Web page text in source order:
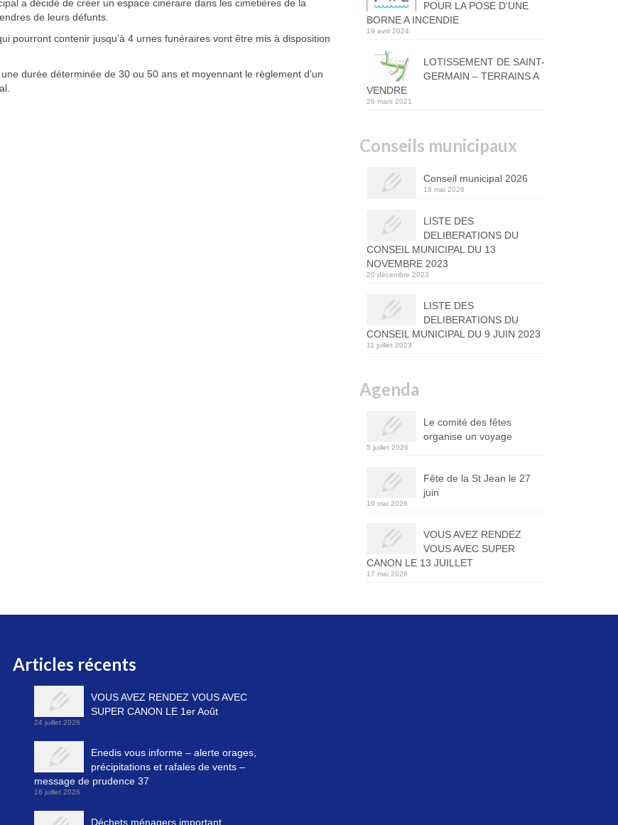
a décidé de créer un espace cinéraire dans les cimetières de la
de leurs défunts.
pourront contenir jusqu’à 4 urnes funéraires vont être mis à disposition
durée déterminée de 30 ou 50 ans et moyennant le règlement d’un
POUR LA POSE D’UNE
BORNE A INCENDIE
19 avril 2024
LOTISSEMENT DE SAINT-
GERMAIN – TERRAINS A
VENDRE
26 mars 2021
Conseils municipaux
Conseil municipal 2026
18 mai 2026
LISTE DES
DELIBERATIONS DU
CONSEIL MUNICIPAL DU 13
NOVEMBRE 2023
20 décembre 2023
LISTE DES
DELIBERATIONS DU
CONSEIL MUNICIPAL DU 9 JUIN 2023
11 juillet 2023
Agenda
Le comité des fêtes
organise un voyage
5 juillet 2026
Fête de la St Jean le 27
juin
19 mai 2026
VOUS AVEZ RENDEZ
VOUS AVEC SUPER
CANON LE 13 JUILLET
17 mai 2026
Articles récents
VOUS AVEZ RENDEZ VOUS AVEC
SUPER CANON LE 1er Août
24 juillet 2026
Enedis vous informe – alerte orages,
précipitations et rafales de vents –
message de prudence 37
16 juillet 2026
Déchets ménagers important